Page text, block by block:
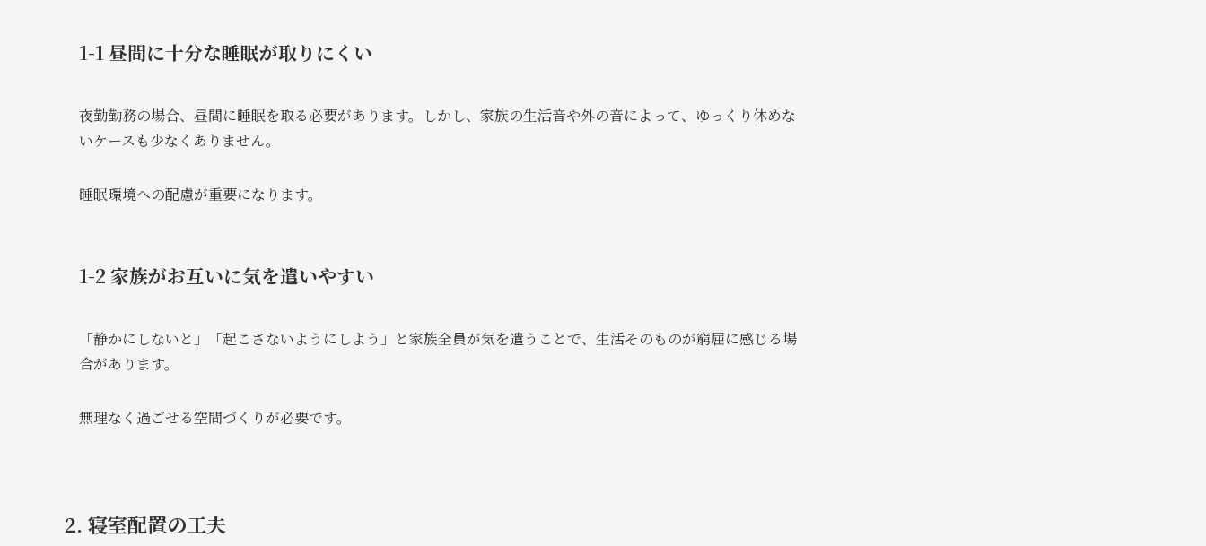
1-1 昼間に十分な睡眠が取りにくい
夜勤勤務の場合、昼間に睡眠を取る必要があります。しかし、家族の生活音や外の音によって、ゆっくり休めな
いケースも少なくありません。
睡眠環境への配慮が重要になります。
1-2 家族がお互いに気を遣いやすい
「静かにしないと」「起こさないようにしよう」と家族全員が気を遣うことで、生活そのものが窮屈に感じる場
合があります。
無理なく過ごせる空間づくりが必要です。
2. 寝室配置の工夫